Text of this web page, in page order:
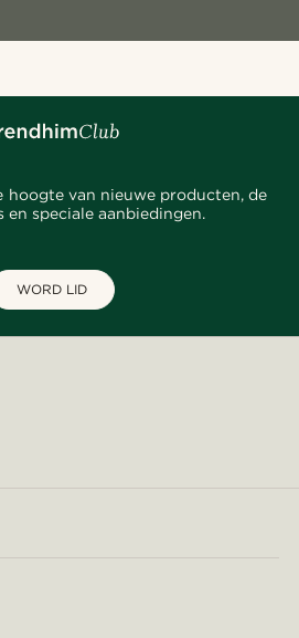
hoogte van nieuwe producten, de
en speciale aanbiedingen.
WORD LID